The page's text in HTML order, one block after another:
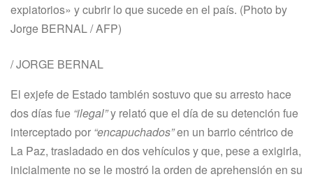
expiatorios» y cubrir lo que sucede en el país. (Photo by
Jorge BERNAL / AFP)
/JORGE BERNAL
El exjefe de Estado también sostuvo que su arresto hace
dos días fue “ilegal”y relató que el día de su detención fue
interceptado por “encapuchados”en un barrio céntrico de
La Paz, trasladado en dos vehículos y que, pese a exigirla,
inicialmente no se le mostró la orden de aprehensión en su